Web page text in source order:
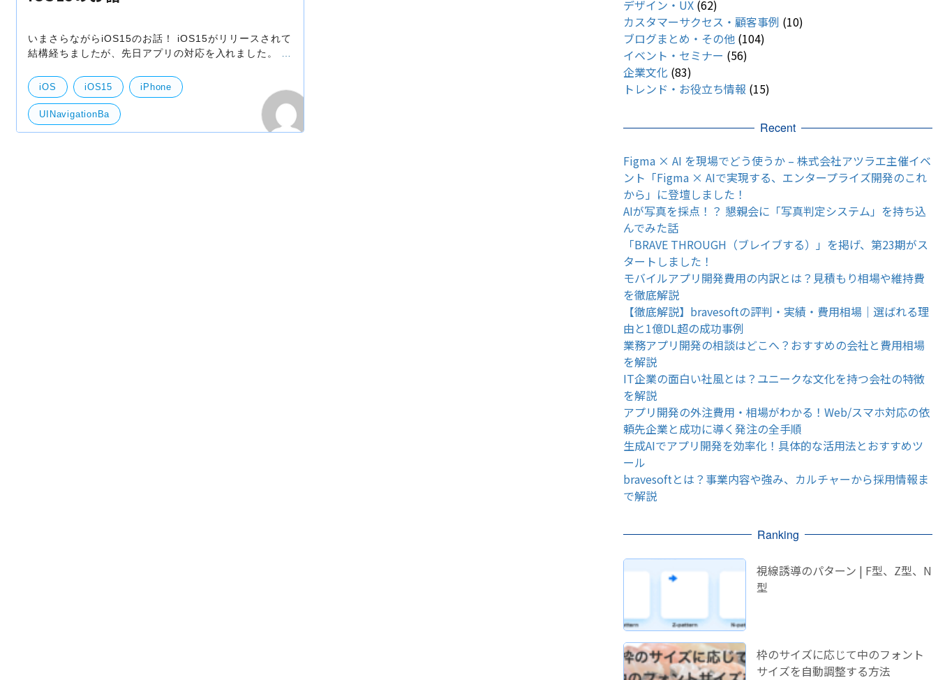
いまさらながらiOS15のお話！ iOS15がリリースされて
結構経ちましたが、先日アプリの対応を入れました。 既
が設定できておらず、スクロールすると色が変わって
iOS iOS15 iPhone
UINavigationBa
デザイン・UX (62)
カスタマーサクセス・顧客事例 (10)
ブログまとめ・その他 (104)
イベント・セミナー (56)
企業文化 (83)
トレンド・お役立ち情報 (15)
Recent
Figma × AI を現場でどう使うか – 株式会社アツラエ主催イベ
ント「Figma × AIで実現する、エンタープライズ開発のこれ
から」に登壇しました！
AIが写真を採点！？ 懇親会に「写真判定システム」を持ち込
んでみた話
「BRAVE THROUGH（ブレイブする）」を掲げ、第23期がス
タートしました！
モバイルアプリ開発費用の内訳とは？見積もり相場や維持費
を徹底解説
【徹底解説】bravesoftの評判・実績・費用相場｜選ばれる理
由と1億DL超の成功事例
業務アプリ開発の相談はどこへ？おすすめの会社と費用相場
を解説
IT企業の面白い社風とは？ユニークな文化を持つ会社の特徴
を解説
アプリ開発の外注費用・相場がわかる！Web/スマホ対応の依
頼先企業と成功に導く発注の全手順
生成AIでアプリ開発を効率化！具体的な活用法とおすすめツ
ール
bravesoftとは？事業内容や強み、カルチャーから採用情報ま
で解説
Ranking
視線誘導のパターン | F型、Z型、N
型
枠のサイズに応じて中のフォント
サイズを自動調整する方法